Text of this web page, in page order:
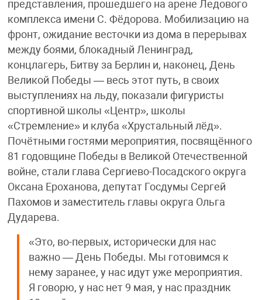
представления, прошедшего на арене Ледового
комплекса имени С. Фёдорова. Мобилизацию на
фронт, ожидание весточки из дома в перерывах
между боями, блокадный Ленинград,
концлагерь, Битву за Берлин и, наконец, День
Великой Победы — весь этот путь, в своих
выступлениях на льду, показали фигуристы
спортивной школы «Центр», школы
«Стремление» и клуба «Хрустальный лёд».
Почётными гостями мероприятия, посвящённого
81 годовщине Победы в Великой Отечественной
войне, стали глава Сергиево-Посадского округа
Оксана Ероханова, депутат Госдумы Сергей
Пахомов и заместитель главы округа Ольга
Дударева.
«Это, во-первых, исторически для нас
важно — День Победы. Мы готовимся к
нему заранее, у нас идут уже мероприятия.
Я говорю, у нас нет 9 мая, у нас праздник